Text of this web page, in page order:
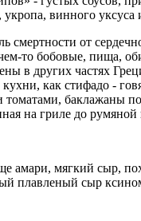
винного уксуса
от
то бобовые, пища,
в других частях
как стифадо -
томатами, баклажаны
на гриле до
амари, мягкий сыр,
плавленый сыр